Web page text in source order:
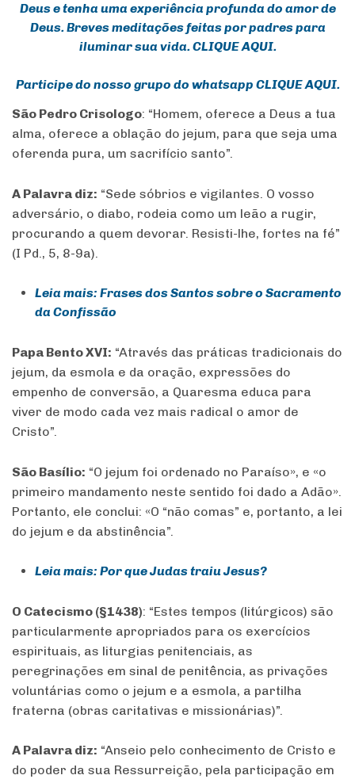
Deus e tenha uma experiência profunda do amor de
Deus. Breves meditações feitas por padres para
iluminar sua vida. CLIQUE AQUI.
Participe do nosso grupo do whatsapp CLIQUE AQUI.
São Pedro Crisologo: “Homem, oferece a Deus a tua
alma, oferece a oblação do jejum, para que seja uma
oferenda pura, um sacrifício santo”.
A Palavra diz: “Sede sóbrios e vigilantes. O vosso
adversário, o diabo, rodeia como um leão a rugir,
procurando a quem devorar. Resisti-lhe, fortes na fé”
(I Pd., 5, 8-9a).
Leia mais: Frases dos Santos sobre o Sacramento
da Confissão
Papa Bento XVI: “Através das práticas tradicionais do
jejum, da esmola e da oração, expressões do
empenho de conversão, a Quaresma educa para
viver de modo cada vez mais radical o amor de
Cristo”.
São Basílio: “O jejum foi ordenado no Paraíso», e «o
primeiro mandamento neste sentido foi dado a Adão».
Portanto, ele conclui: «O “não comas” e, portanto, a lei
do jejum e da abstinência”.
Leia mais: Por que Judas traiu Jesus?
O Catecismo (§1438): “Estes tempos (litúrgicos) são
particularmente apropriados para os exercícios
espirituais, as liturgias penitenciais, as
peregrinações em sinal de penitência, as privações
voluntárias como o jejum e a esmola, a partilha
fraterna (obras caritativas e missionárias)”.
A Palavra diz: “Anseio pelo conhecimento de Cristo e
do poder da sua Ressurreição, pela participação em